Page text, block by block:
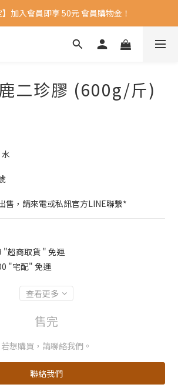
】加入會員即享 50元 會員購物金！
二珍膠 (600g/斤)
售，請來電或私訊官方LINE聯繫*
"超商取貨 " 免運
"宅配" 免運
查看更多
售完
若想購買，請聯絡我們。
聯絡我們